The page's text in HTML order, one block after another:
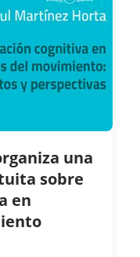
una
sobre
en